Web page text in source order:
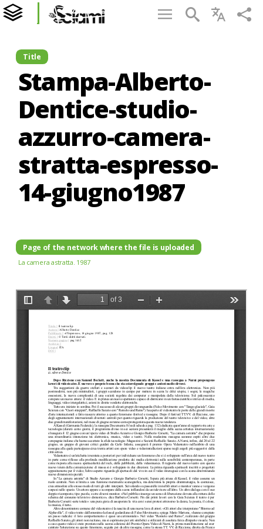
Title
Stampa-Alberto-
Dentice-studio-
azzurro-camera-
stratta-espresso-
14-giugno1987
Page of the network where the file is uploaded
La camera astratta. 1987